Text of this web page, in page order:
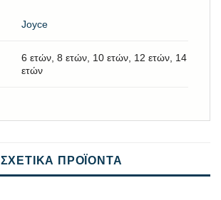
Joyce
6 ετών, 8 ετών, 10 ετών, 12 ετών, 14
ετών
ΣΧΕΤΙΚΆ ΠΡΟΪΌΝΤΑ